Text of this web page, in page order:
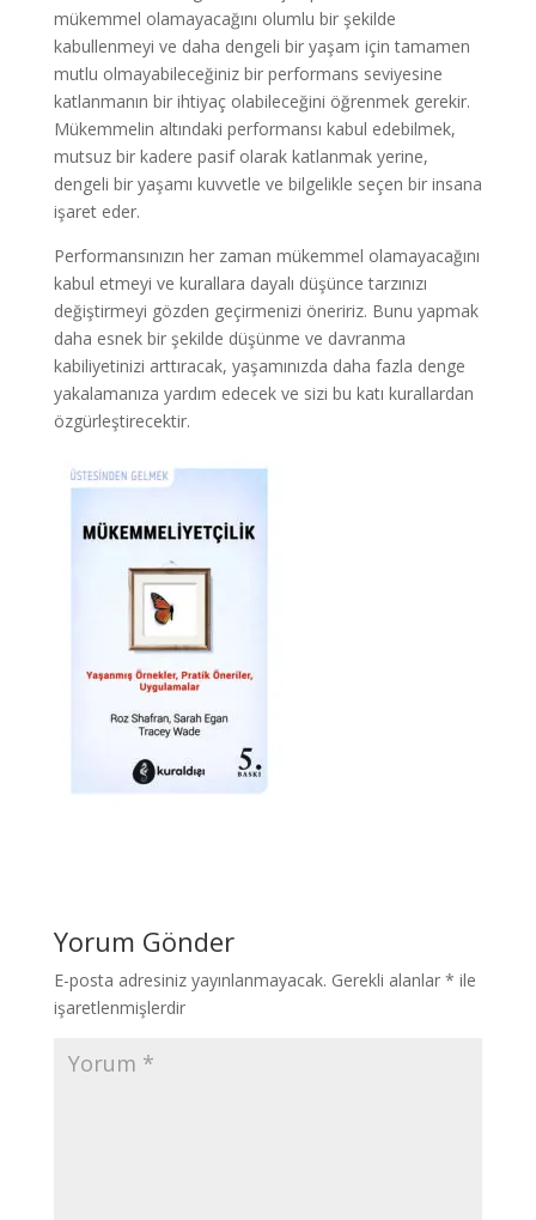
mükemmel olamayacağını olumlu bir şekilde
kabullenmeyi ve daha dengeli bir yaşam için tamamen
mutlu olmayabileceğiniz bir performans seviyesine
katlanmanın bir ihtiyaç olabileceğini öğrenmek gerekir.
Mükemmelin altındaki performansı kabul edebilmek,
mutsuz bir kadere pasif olarak katlanmak yerine,
dengeli bir yaşamı kuvvetle ve bilgelikle seçen bir insana
işaret eder.
Performansınızın her zaman mükemmel olamayacağını
kabul etmeyi ve kurallara dayalı düşünce tarzınızı
değiştirmeyi gözden geçirmenizi öneririz. Bunu yapmak
daha esnek bir şekilde düşünme ve davranma
kabiliyetinizi arttıracak, yaşamınızda daha fazla denge
yakalamanıza yardım edecek ve sizi bu katı kurallardan
özgürleştirecektir.
Yorum Gönder
E-posta adresiniz yayınlanmayacak. Gerekli alanlar * ile
işaretlenmişlerdir